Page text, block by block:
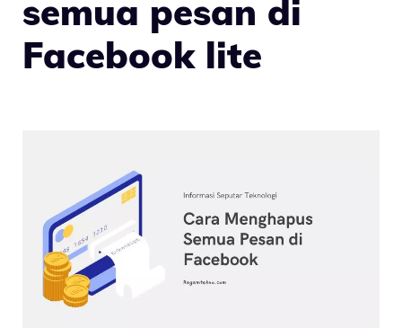
semua pesan di
Facebook lite